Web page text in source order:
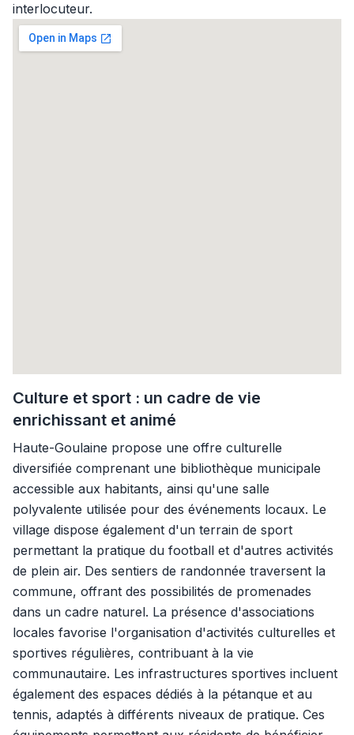
interlocuteur.
Culture et sport : un cadre de vie
enrichissant et animé
Haute-Goulaine propose une offre culturelle
diversifiée comprenant une bibliothèque municipale
accessible aux habitants, ainsi qu'une salle
polyvalente utilisée pour des événements locaux. Le
village dispose également d'un terrain de sport
permettant la pratique du football et d'autres activités
de plein air. Des sentiers de randonnée traversent la
commune, offrant des possibilités de promenades
dans un cadre naturel. La présence d'associations
locales favorise l'organisation d'activités culturelles et
sportives régulières, contribuant à la vie
communautaire. Les infrastructures sportives incluent
également des espaces dédiés à la pétanque et au
tennis, adaptés à différents niveaux de pratique. Ces